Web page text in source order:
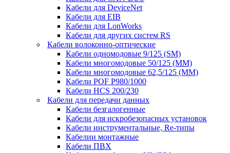
Кабели для DeviceNet
Кабели для EIB
Кабели для LonWorks
Кабели для других систем RS
Кабели волоконно-оптические
Кабели одномодовые 9/125 (SM)
Кабели многомодовые 50/125 (ММ)
Кабели многомодовые 62,5/125 (ММ)
Кабели POF P980/1000
Кабели HCS 200/230
Кабели для передачи данных
Кабели безгалогенные
Кабели для искробезопасных установок
Кабели инструментальные, Re-типы
Кабелии монтажные
Кабели ПВХ